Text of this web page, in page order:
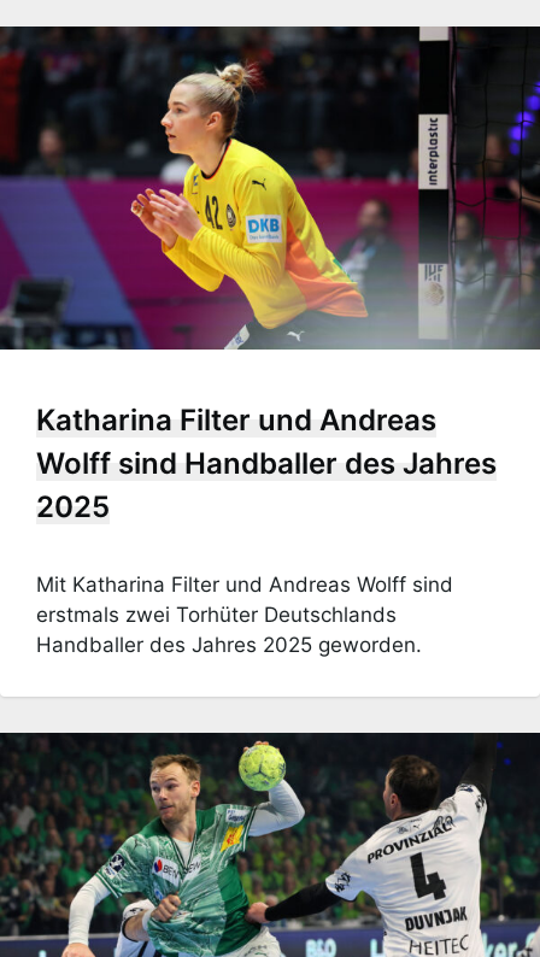
Katharina Filter und Andreas
Wolff sind Handballer des Jahres
2025
Mit Katharina Filter und Andreas Wolff sind
erstmals zwei Torhüter Deutschlands
Handballer des Jahres 2025 geworden.